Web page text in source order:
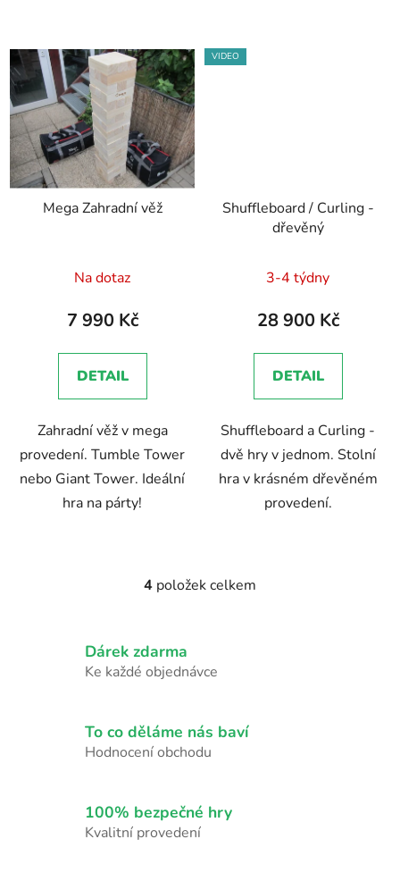
Mega Zahradní věž
Na dotaz
7 990 Kč
DETAIL
Zahradní věž v mega
provedení. Tumble Tower
nebo Giant Tower. Ideální
hra na párty!
VIDEO
Shuffleboard / Curling -
dřevěný
3-4 týdny
28 900 Kč
DETAIL
Shuffleboard a Curling -
dvě hry v jednom. Stolní
hra v krásném dřevěném
provedení.
O
d
í
p
k
y
4 položek celkem
Dárek zdarma
Ke každé objednávce
To co děláme nás baví
Hodnocení obchodu
100% bezpečné hry
Kvalitní provedení